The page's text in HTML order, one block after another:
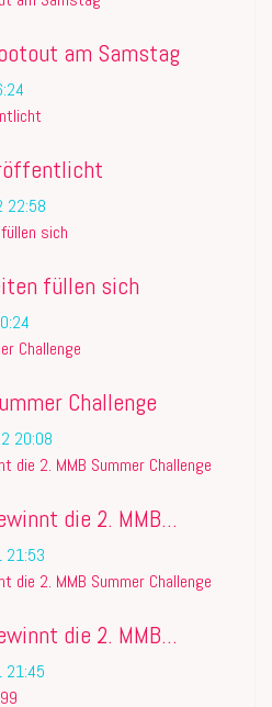
am Samstag
22:58
füllen sich
Challenge
20:08
die 2. MMB...
21:53
die 2. MMB...
21:45